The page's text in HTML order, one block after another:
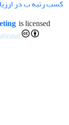
کسب رتبه ب در
is licensed